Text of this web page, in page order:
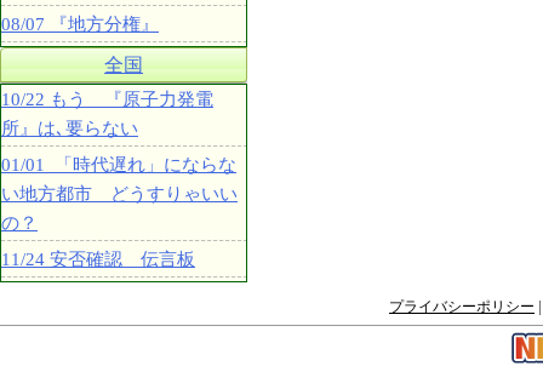
08/07 『地方分権』
全国
10/22 もう 『原子力発電
所』は､要らない
01/01 「時代遅れ」にならな
い地方都市 どうすりゃいい
の？
11/24 安否確認 伝言板
プライバシーポリシー